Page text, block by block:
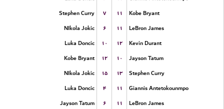
Stephen Curry
۷ ۱۱
Kobe Bryant
NIkola Jokic
۶ ۱۱
LeBron James
Luka Doncic
۱۰ ۱۲
Kevin Durant
Kobe Bryant
۱۲ ۱۰
Jayson Tatum
NIkola Jokic
۱۵ ۱۳
Stephen Curry
Luka Doncic
۴ ۱۱
Giannis Antetokounmpo
Jayson Tatum
۶ ۱۱
LeBron James